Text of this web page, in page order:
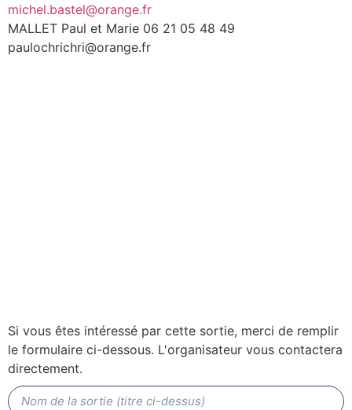
michel.bastel@orange.fr
MALLET Paul et Marie 06 21 05 48 49
paulochrichri@orange.fr
Si vous êtes intéressé par cette sortie, merci de remplir
le formulaire ci-dessous. L'organisateur vous contactera
directement.